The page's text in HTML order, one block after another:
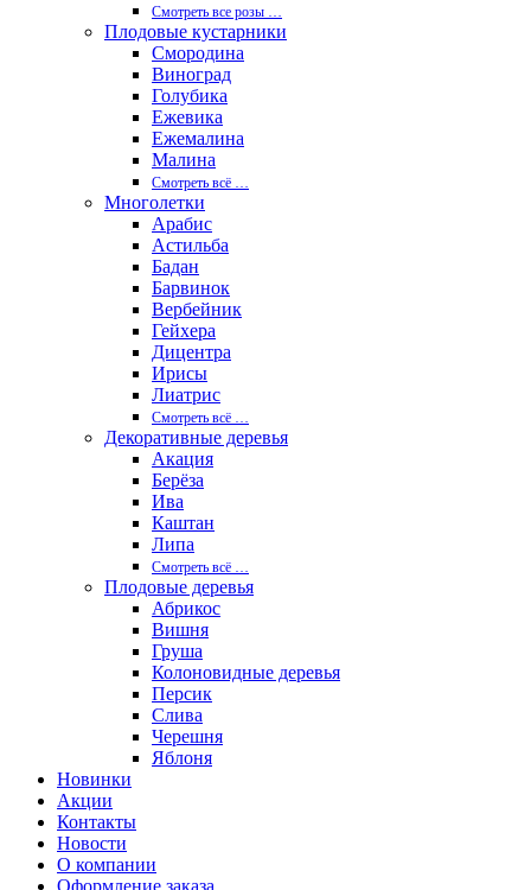
Смотреть все розы …
Плодовые кустарники
Смородина
Виноград
Голубика
Ежевика
Ежемалина
Малина
Смотреть вcё …
Многолетки
Арабис
Астильба
Бадан
Барвинок
Вербейник
Гейхера
Дицентра
Ирисы
Лиатрис
Смотреть вcё …
Декоративные деревья
Акация
Берёза
Ива
Каштан
Липа
Смотреть вcё …
Плодовые деревья
Абрикос
Вишня
Груша
Колоновидные деревья
Персик
Слива
Черешня
Яблоня
Новинки
Акции
Контакты
Новости
О компании
Оформление заказа